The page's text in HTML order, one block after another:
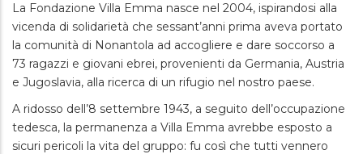
La Fondazione Villa Emma nasce nel 2004, ispirandosi alla
vicenda di solidarietà che sessant’anni prima aveva portato
la comunità di Nonantola ad accogliere e dare soccorso a
73 ragazzi e giovani ebrei, provenienti da Germania, Austria
e Jugoslavia, alla ricerca di un rifugio nel nostro paese.
A ridosso dell’8 settembre 1943, a seguito dell’occupazione
tedesca, la permanenza a Villa Emma avrebbe esposto a
sicuri pericoli la vita del gruppo: fu così che tutti vennero